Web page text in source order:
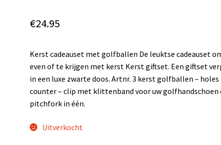
€24.95
Kerst cadeauset met golfballen De leuktse cadeauset
even of te krijgen met kerst Kerst giftset. Een giftset
in een luxe zwarte doos. Artnr. 3 kerst golfballen – holes
counter – clip met klittenband voor uw golfhandschoen
pitchfork in één.
Uitverkocht